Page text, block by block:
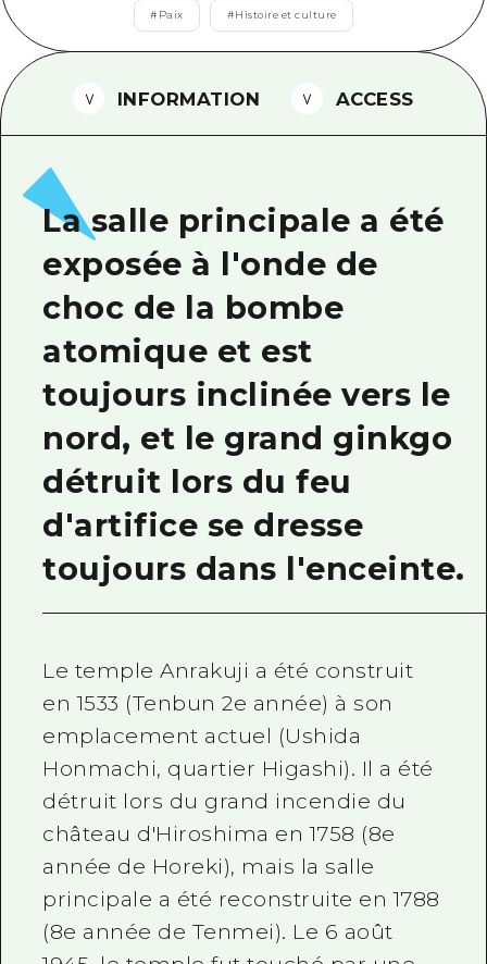
Guide bénévole
Informations sur le transport en
Brochure touristique
# Paix #Histoire et culture
INFORMATION ACCESS
La salle principale a été
exposée à l'onde de
choc de la bombe
atomique et est
toujours inclinée vers le
nord, et le grand ginkgo
détruit lors du feu
d'artifice se dresse
toujours dans l'enceinte.
Le temple Anrakuji a été construit
en 1533 (Tenbun 2e année) à son
emplacement actuel (Ushida
Honmachi, quartier Higashi). Il a été
détruit lors du grand incendie du
château d'Hiroshima en 1758 (8e
année de Horeki), mais la salle
principale a été reconstruite en 1788
(8e année de Tenmei). Le 6 août